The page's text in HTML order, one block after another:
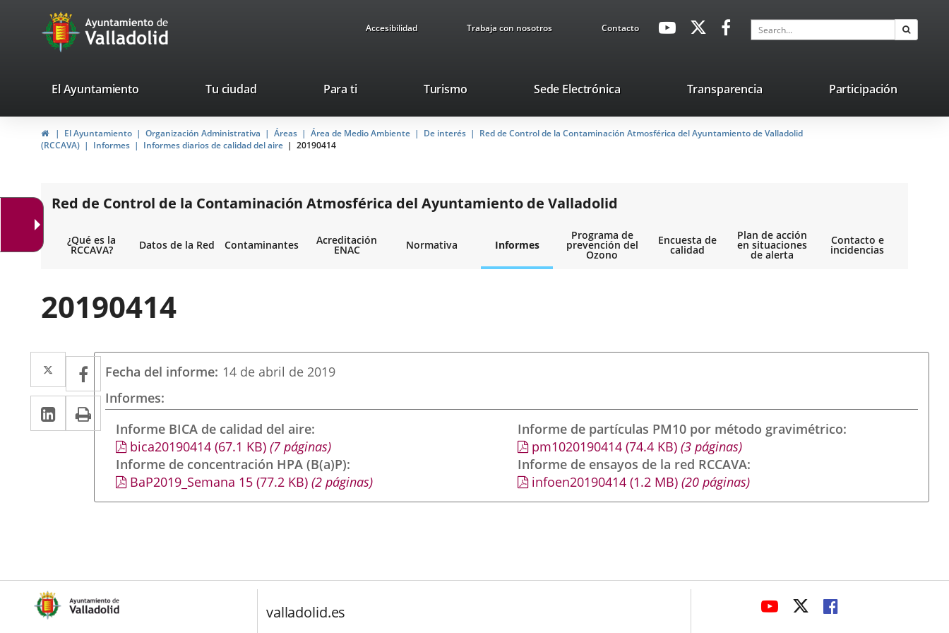
Portal
Web
Ayuntamiento
de
Valladolid
Accesibilidad Trabaja con nosotros ContactoavaHeaderSocial
Link
Link
application.
application.
Search
valladolid.es
El Ayuntamiento Tu ciudad Para ti TurismoThis
will
open
up
window.
Sede ElectrónicaLink
external
application.
Transparencia Participación
HomeEl Ayuntamiento Organización Administrativa Áreas Área de Medio Ambiente De interés
Red de Control de la Contaminación Atmosférica del Ayuntamiento de Valladolid
(RCCAVA)
Informes Informes diarios de calidad del aire 20190414
Red de Control de la Contaminación Atmosférica del Ayuntamiento de Valladolid
¿Qué es la
RCCAVA? Datos de la Red Contaminantes Acreditación
ENAC Normativa Informes
Programa de
prevención del
Ozono
Encuesta de
calidad
Plan de acción
en situaciones
de alerta
Contacto e
incidencias
20190414
Twitter
Enlace
a
una
aplicación
externa.
Facebook
Enlace
a
una
aplicación
externa.
Linkedin
Enlace
a
aplicación
externa.
Print
Fecha del informe 14 de abril de 2019
Informes
Informe BICA de calidad del aire
bica20190414(67.1 KB)(7 páginas)
Informe de concentración HPA (B(a)P)
BaP2019_Semana 15(77.2 KB)(2 páginas)
Informe de partículas PM10 por método gravimétrico
pm1020190414 (74.4 KB) (3 páginas)
Informe de ensayos de la red RCCAVA
infoen20190414 (1.2 MB) (20 páginas)
valladolid.es
LINK
LINKLINK